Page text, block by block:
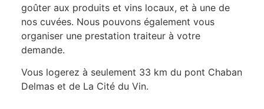
goûter aux produits et vins locaux, et à une de
nos cuvées. Nous pouvons également vous
organiser une prestation traiteur à votre
demande.
Vous logerez à seulement 33 km du pont Chaban
Delmas et de La Cité du Vin.